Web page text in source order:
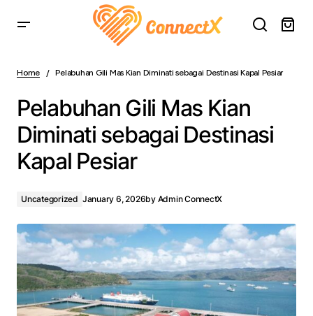
Pesiar
Home Pelabuhan Gili Mas Kian Diminati sebagai Destinasi Kapal Pesiar
Pelabuhan Gili Mas Kian
Diminati sebagai Destinasi
Kapal Pesiar
Uncategorized January 6, 2026by Admin ConnectX